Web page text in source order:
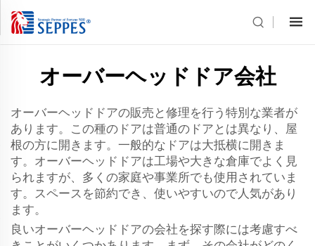
オーバーヘッドドア会社
オーバーヘッドドアの販売と修理を行う特別な業者が
あります。この種のドアは普通のドアとは異なり、屋
根の方に開きます。一般的なドアは大抵横に開きま
す。オーバーヘッドドアは工場や大きな倉庫でよく見
られますが、多くの家庭や事業所でも使用されていま
す。スペースを節約でき、使いやすいので人気があり
ます。
良いオーバーヘッドドアの会社を探す際には考慮すべ